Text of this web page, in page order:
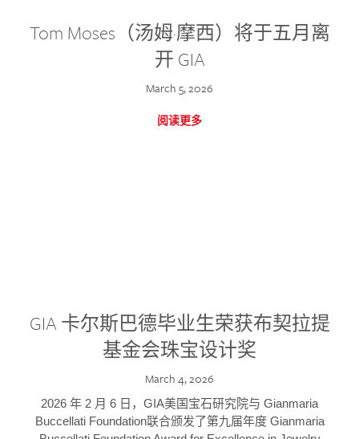
Tom Moses（汤姆·摩西）将于五月离
开 GIA
March 5, 2026
阅读更多
GIA 卡尔斯巴德毕业生荣获布契拉提
基金会珠宝设计奖
March 4, 2026
2026 年 2 月 6 日，GIA美国宝石研究院与 Gianmaria
Buccellati Foundation联合颁发了第九届年度 Gianmaria